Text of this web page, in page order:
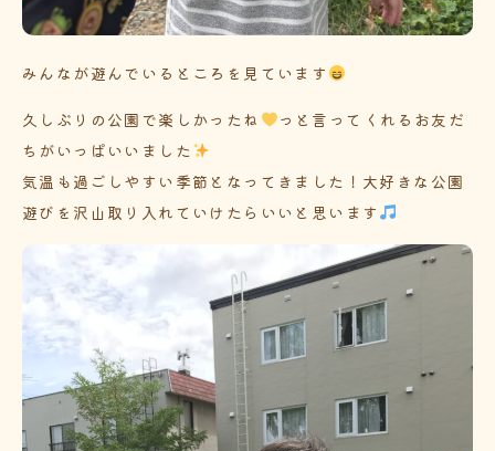
みんなが遊んでいるところを見ています
久しぶりの公園で楽しかったね
っと言ってくれるお友だ
ちがいっぱいいました
気温も過ごしやすい季節となってきました！大好きな公園
遊びを沢山取り入れていけたらいいと思います